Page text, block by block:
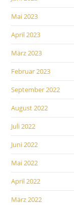
Mai 2023
April 2023
März 2023
Februar 2023
September 2022
August 2022
Juli 2022
Juni 2022
Mai 2022
April 2022
März 2022